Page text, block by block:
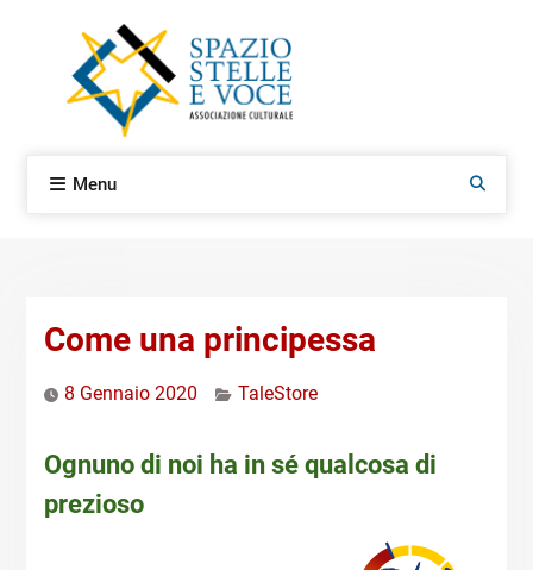
Menu Search
Come una principessa
8 Gennaio 2020 TaleStore
Ognuno di noi ha in sé qualcosa di
prezioso